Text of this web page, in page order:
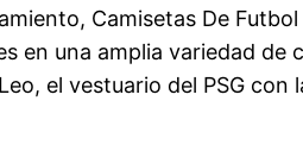
Camisetas De
en una amplia variedad
el vestuario del PSG